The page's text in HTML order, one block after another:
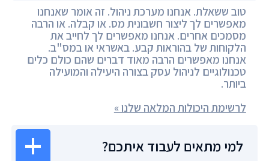
טוב ששאלת. אנחנו מערכת ניהול. זה אומר שאנחנו
מאפשרים לך ליצור חשבונית מס. או קבלה. או הרבה
מסמכים אחרים. אנחנו מאפשרים לך לחייב את
הלקוחות של בהוראות קבע. באשראי או במס"ב.
אנחנו מאפשרים הרבה מאוד דברים שהם כולם כלים
טכנולוגיים לניהול עסק בצורה היעילה והמועילה
ביותר.
לרשימת היכולות המלאה שלנו »
למי מתאים לעבוד איתכם?